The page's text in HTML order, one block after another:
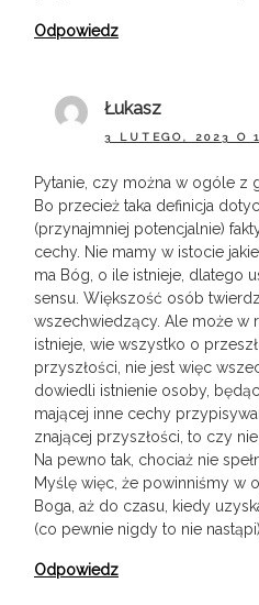
Odpowiedz
Łukasz
3 LUTEGO, 2023 O
Pytanie, czy można w ogóle z
Bo przecież taka definicja
(przynajmniej potencjalnie)
cechy. Nie mamy w istocie
ma Bóg, o ile istnieje, dlatego
sensu. Większość osób
wszechwiedzący. Ale może w
istnieje, wie wszystko o
przyszłości, nie jest więc
dowiedli istnienie osoby,
mającej inne cechy
znającej przyszłości, to czy
Na pewno tak, chociaż nie
Myślę więc, że powinniśmy w
Boga, aż do czasu, kiedy
(co pewnie nigdy to nie nastąpi).
Odpowiedz